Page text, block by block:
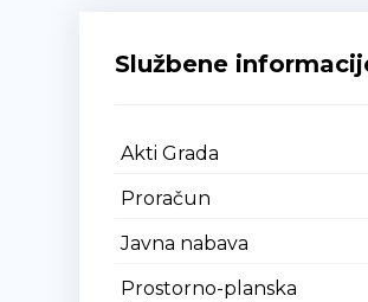
Službene
Akti Grada
Proračun
Javna nabava
Prostorno-planska